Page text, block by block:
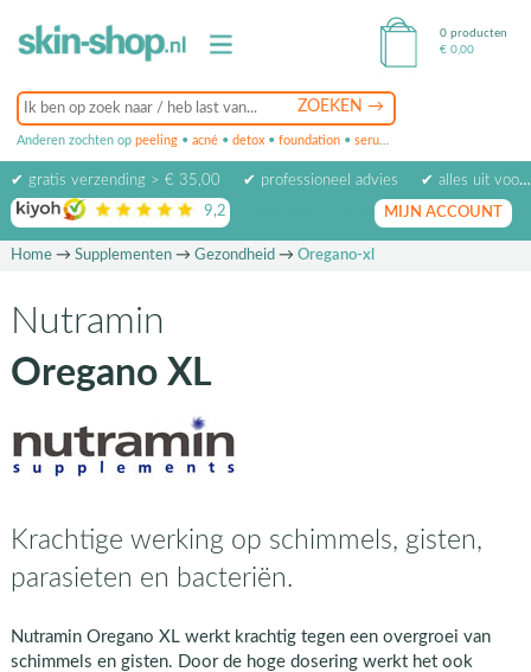
Anderen zochten op peeling • acné • detox • foundation • serum
0 producten
€ 0,00
✔ gratis verzending > € 35,00 ✔ professioneel advies
✔ alles uit voorraad leverbaar
9,2 op basis van beoordelingen
MIJN ACCOUNT
Home→ Supplementen→ Gezondheid → Oregano-xl
Nutramin
Oregano XL
Krachtige werking op schimmels, gisten,
parasieten en bacteriën.
Nutramin Oregano XL werkt krachtig tegen een overgroei van
schimmels en gisten. Door de hoge dosering werkt het ook